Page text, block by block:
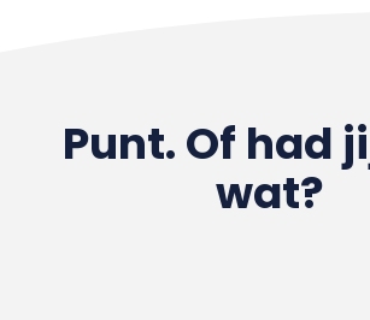
Punt. Of had
wat?